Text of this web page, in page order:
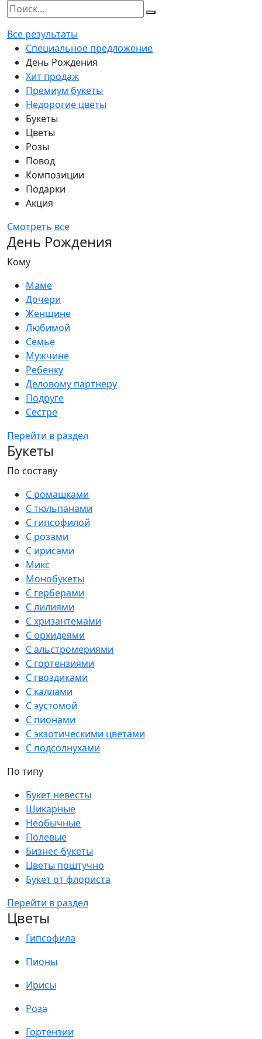
Все результаты
Специальное предложение
День Рождения
Хит продаж
Премиум букеты
Недорогие цветы
Букеты
Цветы
Розы
Повод
Композиции
Подарки
Акция
Смотреть все
День Рождения
Кому
Маме
Дочери
Женщине
Любимой
Семье
Мужчине
Ребенку
Деловому партнеру
Подруге
Сестре
Перейти в раздел
Букеты
По составу
С ромашками
С тюльпанами
С гипсофилой
С розами
С ирисами
Микс
Монобукеты
С герберами
С лилиями
С хризантемами
С орхидеями
С альстромериями
С гортензиями
С гвоздиками
С каллами
С эустомой
С пионами
С экзотическими цветами
С подсолнухами
По типу
Букет невесты
Шикарные
Необычные
Полевые
Бизнес-букеты
Цветы поштучно
Букет от флориста
Перейти в раздел
Цветы
Гипсофила
Пионы
Ирисы
Роза
Гортензии